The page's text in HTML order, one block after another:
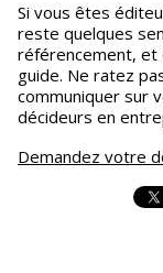
Si vous êtes
reste quelques
référencement, et
guide. Ne ratez
communiquer sur
décideurs en
Demandez votre